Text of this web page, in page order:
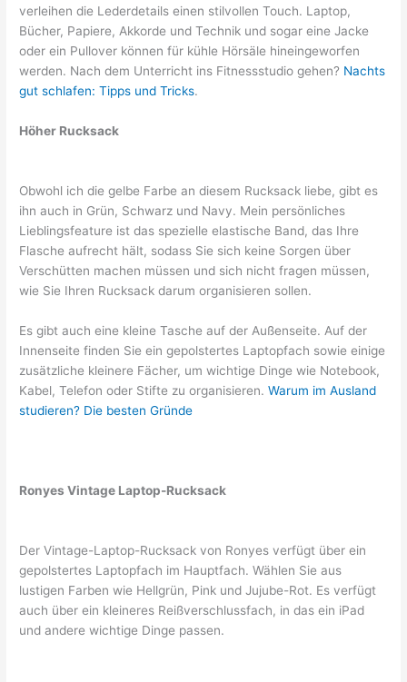
verleihen die Lederdetails einen stilvollen Touch. Laptop,
Bücher, Papiere, Akkorde und Technik und sogar eine Jacke
oder ein Pullover können für kühle Hörsäle hineingeworfen
werden. Nach dem Unterricht ins Fitnessstudio gehen? Nachts
gut schlafen: Tipps und Tricks.
Höher Rucksack
Obwohl ich die gelbe Farbe an diesem Rucksack liebe, gibt es
ihn auch in Grün, Schwarz und Navy. Mein persönliches
Lieblingsfeature ist das spezielle elastische Band, das Ihre
Flasche aufrecht hält, sodass Sie sich keine Sorgen über
Verschütten machen müssen und sich nicht fragen müssen,
wie Sie Ihren Rucksack darum organisieren sollen.
Es gibt auch eine kleine Tasche auf der Außenseite. Auf der
Innenseite finden Sie ein gepolstertes Laptopfach sowie einige
zusätzliche kleinere Fächer, um wichtige Dinge wie Notebook,
Kabel, Telefon oder Stifte zu organisieren.Warum im Ausland
studieren? Die besten Gründe
Ronyes Vintage Laptop-Rucksack
Der Vintage-Laptop-Rucksack von Ronyes verfügt über ein
gepolstertes Laptopfach im Hauptfach. Wählen Sie aus
lustigen Farben wie Hellgrün, Pink und Jujube-Rot. Es verfügt
auch über ein kleineres Reißverschlussfach, in das ein iPad
und andere wichtige Dinge passen.